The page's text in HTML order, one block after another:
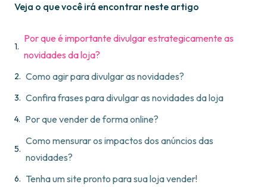
Veja o que você irá encontrar neste artigo
Por que é importante divulgar estrategicamente as
novidades da loja?
Como agir para divulgar as novidades?
Confira frases para divulgar as novidades da loja
Por que vender de forma online?
Como mensurar os impactos dos anúncios das
novidades?
Tenha um site pronto para sua loja vender!